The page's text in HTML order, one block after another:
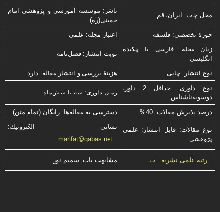
محل چاپ: ایران، قم
ناشر: موسسه آموزشی و پژوهشی امام
خمینی(ره)
حوزۀ تخصصی: فلسفه
اعتبار مجله: علمی
زبان مجله: فارسی با چكیده
انگلیسی
نوبت انتشار: فصل‌نامه
نوع انتشار: چاپی
هزینۀ بررسی و انتشار مقاله: دارد
نوع داوری: حداقل 2 داور،
دوسویه‌ناشناس
زمان داوری: سه تا شش‌ماه
درصد پذیرش مقالات: 40% دسترسی به مقاله‌ها: رایگان (تمام متن)
نوع مقالات: قابل انتشار: علمی
پژوهشی
نشانی الكترونیك:
marifat@qabas.net
رتبه علمی نشریه : ب مشابهت ياب: سميم نور